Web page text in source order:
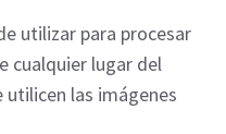
utilizar para procesar
cualquier lugar del
utilicen las imágenes